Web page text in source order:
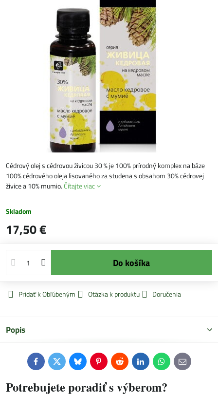
Cédrový olej s cédrovou živicou 30 % je 100% prírodný komplex na báze
100% cédrového oleja lisovaného za studena s obsahom 30% cédrovej
živice a 10% mumio.Čítajte viac
Skladom
17,50 €
Do košíka
Pridať k Obľúbeným Otázka k produktu Doručenia
Popis
FacebookTwitterBlueskyPinterestReddit LinkedInWhatsApp
E-
mail
Potrebujete poradiť s výberom?